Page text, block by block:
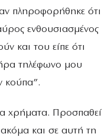
πληροφορήθηκε ότι
ενθουσιασμένος
και του είπε ότι
τηλέφωνο μου
κούπα”.
χρήματα. Προσπαθεί
ακόμα και σε αυτή τη